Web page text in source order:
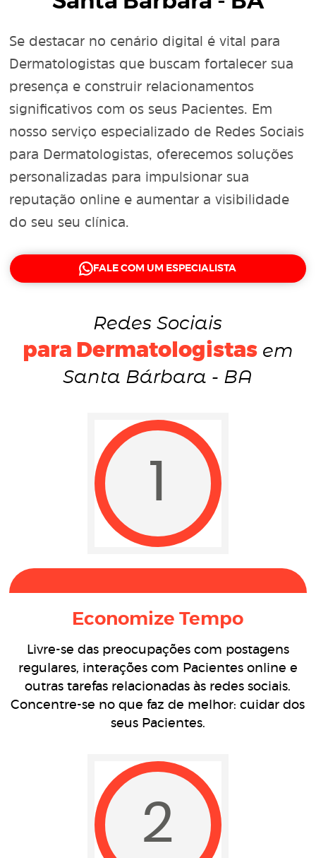
Se destacar no cenário digital é vital para
Dermatologistas que buscam fortalecer sua
presença e construir relacionamentos
significativos com os seus Pacientes. Em
nosso serviço especializado de Redes Sociais
para Dermatologistas, oferecemos soluções
personalizadas para impulsionar sua
reputação online e aumentar a visibilidade
do seu seu clínica.
FALE COM UM ESPECIALISTA
Redes Sociais
para Dermatologistasem
Santa Bárbara - BA
1
Economize Tempo
Livre-se das preocupações com postagens
regulares, interações com Pacientes online e
outras tarefas relacionadas às redes sociais.
Concentre-se no que faz de melhor: cuidar dos
seus Pacientes.
2